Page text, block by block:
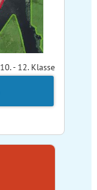
10. - 12. Klasse